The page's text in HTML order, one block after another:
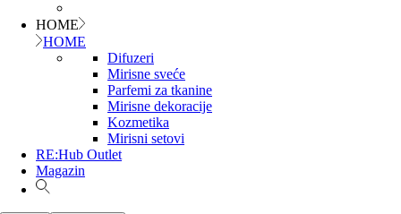
HOME
HOME
Difuzeri
Mirisne sveće
Parfemi za tkanine
Mirisne dekoracije
Kozmetika
Mirisni setovi
RE:Hub Outlet
Magazin